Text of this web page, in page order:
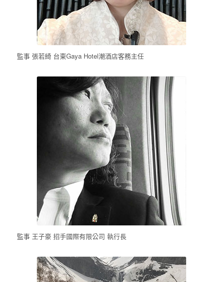
監事 張若綺 台東Gaya Hotel潮酒店客務主任
監事 王子豪 招手國際有限公司 執行長